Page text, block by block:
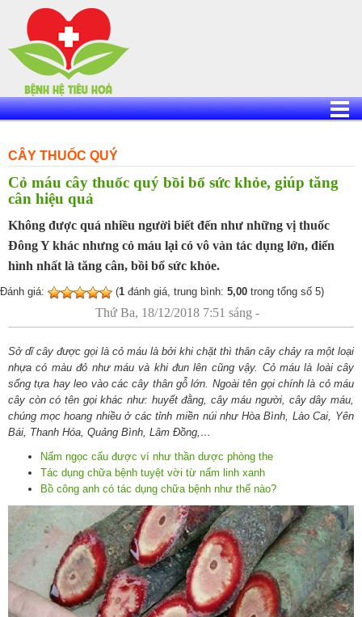
content
CÂY THUỐC QUÝ
Cỏ máu cây thuốc quý bồi bổ sức khỏe, giúp tăng
cân hiệu quả
Không được quá nhiều người biết đến như những vị thuốc
Đông Y khác nhưng cỏ máu lại có vô vàn tác dụng lớn, điển
hình nhất là tăng cân, bồi bổ sức khỏe.
Đánh giá: (1 đánh giá, trung bình: 5,00 trong tổng số 5)
Thứ Ba, 18/12/2018 7:51 sáng -
Sở dĩ cây được gọi là cỏ máu là bởi khi chặt thì thân cây chảy ra một loại
nhựa có màu đỏ như máu và khi đun lên cũng vậy. Cỏ máu là loài cây
sống tựa hay leo vào các cây thân gỗ lớn. Ngoài tên gọi chính là cỏ máu
cây còn có tên gọi khác như: huyết đằng, cây máu người, cây dây máu,
chúng mọc hoang nhiều ở các tỉnh miền núi như Hòa Bình, Lào Cai, Yên
Bái, Thanh Hóa, Quảng Bình, Lâm Đồng,…
Nấm ngọc cẩu được ví như thần dược phòng the
Tác dụng chữa bệnh tuyệt vời từ nấm linh xanh
Bồ công anh có tác dụng chữa bệnh như thế nào?